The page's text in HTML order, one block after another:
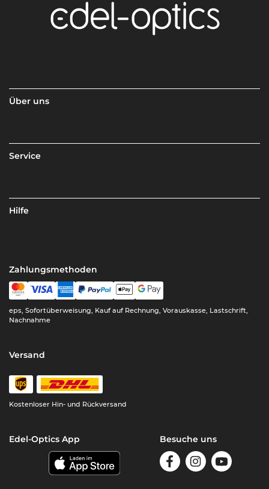
Über uns
Service
Hilfe
Zahlungsmethoden
eps, Sofortüberweisung, Kauf auf Rechnung, Vorauskasse, Lastschrift,
Nachnahme
Versand
Kostenloser Hin- und Rückversand
Edel-Optics App Besuche uns